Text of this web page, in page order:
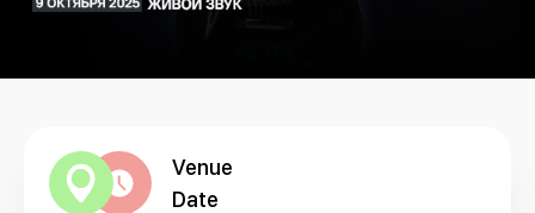
Venue
Date